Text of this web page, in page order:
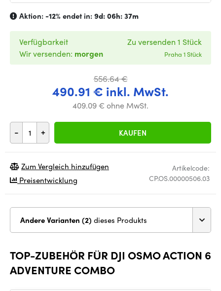
Aktion:-12% endet in:9d: 06h: 37m
556.64 €
490.91 € inkl. MwSt.
409.09 € ohne MwSt.
- + KAUFEN
Verfügbarkeit
Wir versenden: morgen
Zu versenden 1 Stück
Praha 1 Stück
Artikelcode:
CP.OS.00000506.03
Zum Vergleich hinzufügen
Preisentwicklung
Andere Varianten (2) dieses Produkts
TOP-ZUBEHÖR FÜR DJI OSMO ACTION 6
ADVENTURE COMBO